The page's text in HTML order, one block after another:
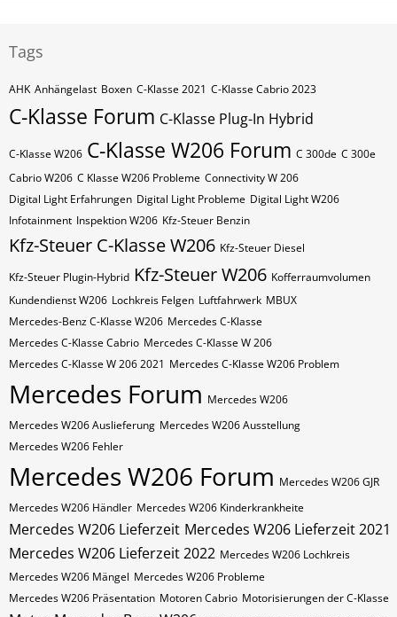
Tags
AHK Anhängelast Boxen C-Klasse 2021 C-Klasse Cabrio 2023
C-Klasse Forum C-Klasse Plug-In Hybrid
C-Klasse W206 C-Klasse W206 Forum C 300de C 300e
Cabrio W206 C Klasse W206 Probleme Connectivity W 206
Digital Light Erfahrungen Digital Light Probleme Digital Light W206
Infotainment Inspektion W206 Kfz-Steuer Benzin
Kfz-Steuer C-Klasse W206 Kfz-Steuer Diesel
Kfz-Steuer Plugin-Hybrid Kfz-Steuer W206 Kofferraumvolumen
Kundendienst W206 Lochkreis Felgen Luftfahrwerk MBUX
Mercedes-Benz C-Klasse W206 Mercedes C-Klasse
Mercedes C-Klasse Cabrio Mercedes C-Klasse W 206
Mercedes C-Klasse W 206 2021 Mercedes C-Klasse W206 Problem
Mercedes Forum Mercedes W206
Mercedes W206 Auslieferung Mercedes W206 Ausstellung
Mercedes W206 Fehler
Mercedes W206 Forum Mercedes W206 GJR
Mercedes W206 Händler Mercedes W206 Kinderkrankheite
Mercedes W206 Lieferzeit Mercedes W206 Lieferzeit 2021
Mercedes W206 Lieferzeit 2022 Mercedes W206 Lochkreis
Mercedes W206 Mängel Mercedes W206 Probleme
Mercedes W206 Präsentation Motoren Cabrio Motorisierungen der C-Klasse